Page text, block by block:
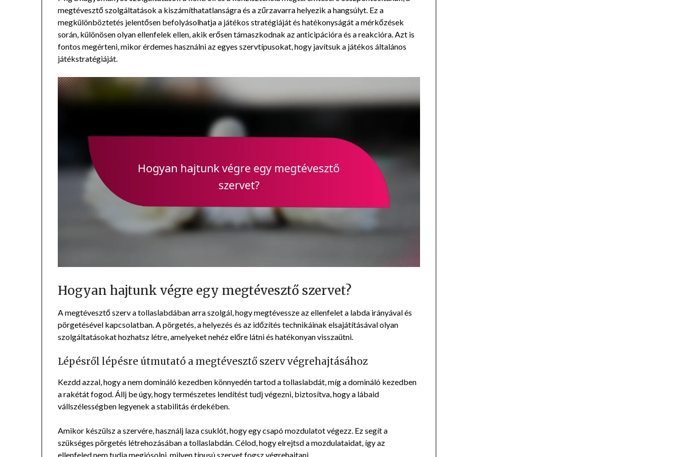
megtévesztő szolgáltatások a kiszámíthatatlanságra és a zűrzavarra helyezik a hangsúlyt. Ez a
megkülönböztetés jelentősen befolyásolhatja a játékos stratégiáját és hatékonyságát a mérkőzések
során, különösen olyan ellenfelek ellen, akik erősen támaszkodnak az anticipációra és a reakcióra. Azt is
fontos megérteni, mikor érdemes használni az egyes szervtípusokat, hogy javítsuk a játékos általános
játékstratégiáját.
Hogyan hajtunk végre egy megtévesztő szervet?
A megtévesztő szerv a tollaslabdában arra szolgál, hogy megtévessze az ellenfelet a labda irányával és
pörgetésével kapcsolatban. A pörgetés, a helyezés és az időzítés technikáinak elsajátításával olyan
szolgáltatásokat hozhatsz létre, amelyeket nehéz előre látni és hatékonyan visszaütni.
Lépésről lépésre útmutató a megtévesztő szerv végrehajtásához
Kezdd azzal, hogy a nem domináló kezedben könnyedén tartod a tollaslabdát, míg a domináló kezedben
a rakétát fogod. Állj be úgy, hogy természetes lendítést tudj végezni, biztosítva, hogy a lábaid
vállszélességben legyenek a stabilitás érdekében.
Amikor készülsz a szervére, használj laza csuklót, hogy egy csapó mozdulatot végezz. Ez segít a
szükséges pörgetés létrehozásában a tollaslabdán. Célod, hogy elrejtsd a mozdulataidat, így az
ellenfeled nem tudja megjósolni, milyen típusú szervet fogsz végrehajtani.